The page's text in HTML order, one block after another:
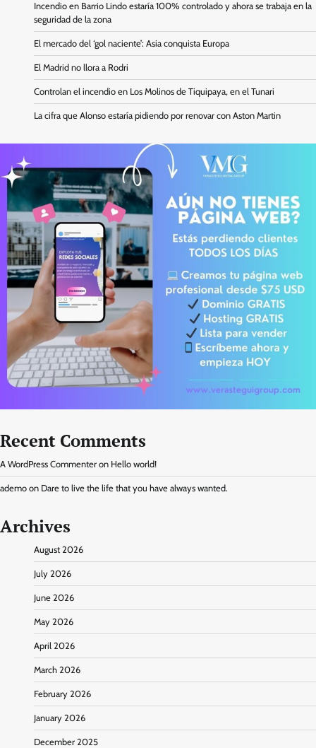
Incendio en Barrio Lindo estaría 100% controlado y ahora se trabaja en la
seguridad de la zona
El mercado del ‘gol naciente’: Asia conquista Europa
El Madrid no llora a Rodri
Controlan el incendio en Los Molinos de Tiquipaya, en el Tunari
La cifra que Alonso estaría pidiendo por renovar con Aston Martin
Recent Comments
A WordPress Commenter on Hello world!
ademo on Dare to live the life that you have always wanted.
Archives
August 2026
July 2026
June 2026
May 2026
April 2026
March 2026
February 2026
January 2026
December 2025